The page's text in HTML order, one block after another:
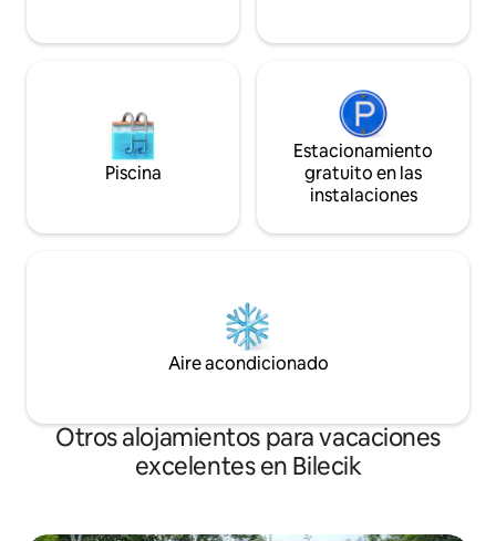
Piscina
Estacionamiento
gratuito en las
instalaciones
Aire acondicionado
Otros alojamientos para vacaciones
excelentes en Bilecik